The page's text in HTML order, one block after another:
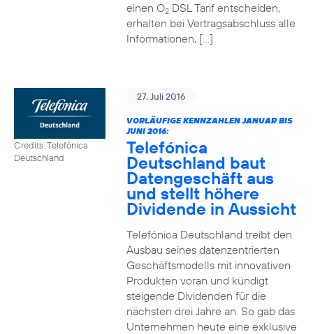
einen O2DSL Tarif entscheiden,
erhalten bei Vertragsabschluss alle
Informationen, […]
Credits: Telefónica
Deutschland
27. Juli 2016
VORLÄUFIGE KENNZAHLEN JANUAR BIS
JUNI 2016:
Telefónica
Deutschland baut
Datengeschäft aus
und stellt höhere
Dividende in Aussicht
Telefónica Deutschland treibt den
Ausbau seines datenzentrierten
Geschäftsmodells mit innovativen
Produkten voran und kündigt
steigende Dividenden für die
nächsten drei Jahre an. So gab das
Unternehmen heute eine exklusive